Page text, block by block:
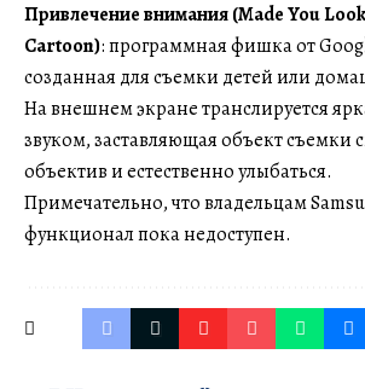
Привлечение внимания (Made You
Cartoon): программная фишка от
созданная для съемки детей или
На внешнем экране транслируется
звуком, заставляющая объект съемки
объектив и естественно улыбаться.
Примечательно, что владельцам
функционал пока недоступен.